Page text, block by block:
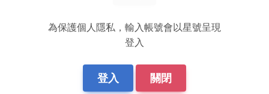
為保護個人隱私，輸入帳號會以星號呈現
登入